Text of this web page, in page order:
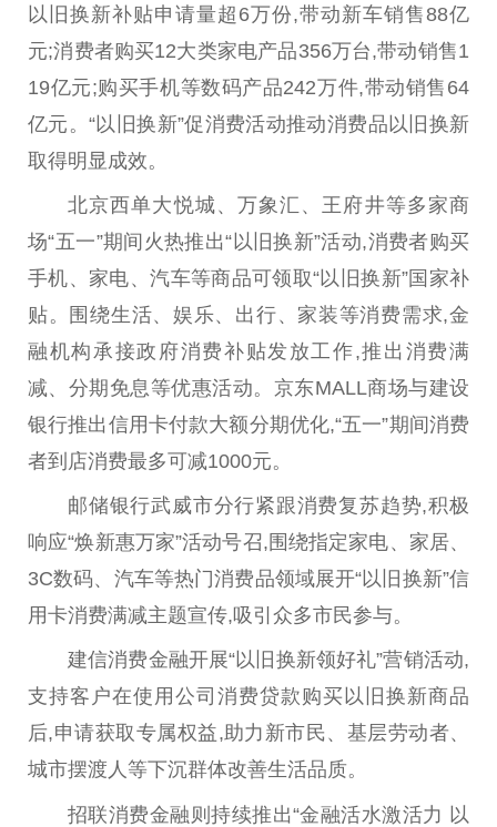
以旧换新补贴申请量超6万份,带动新车销售88亿
元;消费者购买12大类家电产品356万台,带动销售1
19亿元;购买手机等数码产品242万件,带动销售64
亿元。“以旧换新”促消费活动推动消费品以旧换新
取得明显成效。
北京西单大悦城、万象汇、王府井等多家商
场“五一”期间火热推出“以旧换新”活动,消费者购买
手机、家电、汽车等商品可领取“以旧换新”国家补
贴。围绕生活、 娱乐、出行、家装等消费需求,金
融机构承接政府消费补贴发放工作,推出消费满
减、 分期 免息等优惠活动。京东MALL商场与建设
银行推出信用卡付款大额分期优化,“五一”期间消费
者到店消费最多可减1000元。
邮储银行武威市分行紧跟消费复苏趋势,积极
响应“焕新惠万家”活动号召,围绕指定家电、家居、
3C数码、汽车等热门消费品领域展开“以旧换新”信
用卡消费满减主题宣传,吸引众多市民参与。
建信消费金融开展“以旧换新领好礼”营销活动,
支持客户在使用公司消费贷款购买以旧换新商品
后,申请获取专属权益,助力新市民、基层劳动者、
城市摆渡人等下沉群体改善生活品质。
招联消费金融 则持续推出“金融活水激活力 以